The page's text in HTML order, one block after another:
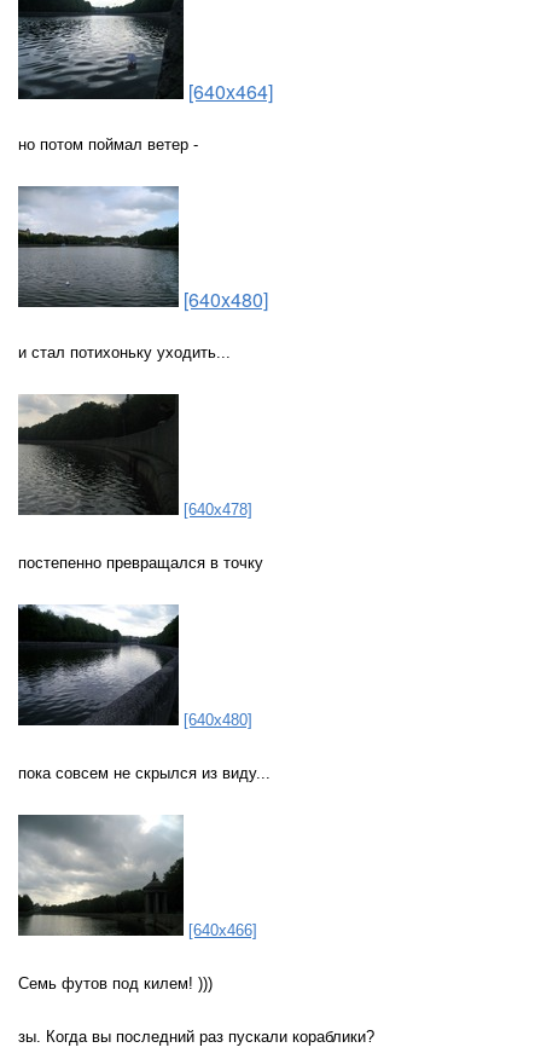
[640x464]
но потом поймал ветер -
[640x480]
и стал потихоньку уходить...
[640x478]
постепенно превращался в точку
[640x480]
пока совсем не скрылся из виду...
[640x466]
Семь футов под килем! )))
зы. Когда вы последний раз пускали кораблики?